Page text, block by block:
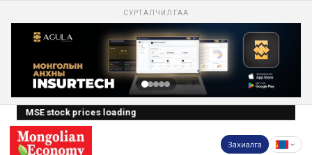
СУРТАЛЧИЛГАА
MSE stock prices loading
Захиалга